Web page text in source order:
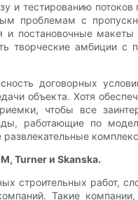
тестированию
проблемам с
постановочные
творческие
договорных
объекта. Хотя
чтобы все
работающие по
Turner и Skanska.
строительных работ,
Такие